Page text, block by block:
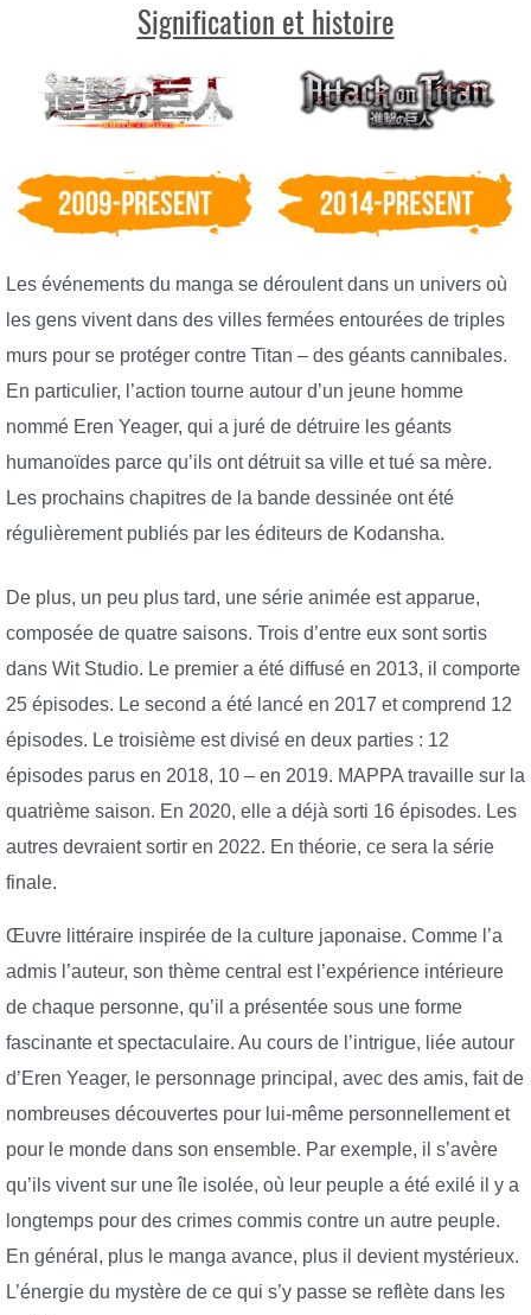
Signification et histoire
Les événements du manga se déroulent dans un univers où
les gens vivent dans des villes fermées entourées de triples
murs pour se protéger contre Titan – des géants cannibales.
En particulier, l’action tourne autour d’un jeune homme
nommé Eren Yeager, qui a juré de détruire les géants
humanoïdes parce qu’ils ont détruit sa ville et tué sa mère.
Les prochains chapitres de la bande dessinée ont été
régulièrement publiés par les éditeurs de Kodansha.
De plus, un peu plus tard, une série animée est apparue,
composée de quatre saisons. Trois d’entre eux sont sortis
dans Wit Studio. Le premier a été diffusé en 2013, il comporte
25 épisodes. Le second a été lancé en 2017 et comprend 12
épisodes. Le troisième est divisé en deux parties : 12
épisodes parus en 2018, 10 – en 2019. MAPPA travaille sur la
quatrième saison. En 2020, elle a déjà sorti 16 épisodes. Les
autres devraient sortir en 2022. En théorie, ce sera la série
finale.
Œuvre littéraire inspirée de la culture japonaise. Comme l’a
admis l’auteur, son thème central est l’expérience intérieure
de chaque personne, qu’il a présentée sous une forme
fascinante et spectaculaire. Au cours de l’intrigue, liée autour
d’Eren Yeager, le personnage principal, avec des amis, fait de
nombreuses découvertes pour lui-même personnellement et
pour le monde dans son ensemble. Par exemple, il s’avère
qu’ils vivent sur une île isolée, où leur peuple a été exilé il y a
longtemps pour des crimes commis contre un autre peuple.
En général, plus le manga avance, plus il devient mystérieux.
L’énergie du mystère de ce qui s’y passe se reflète dans les